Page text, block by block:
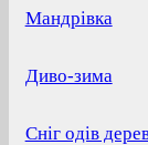
Мандрівка
Диво-зима
Сніг одів